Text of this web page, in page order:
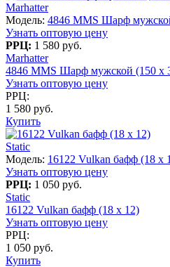
Marhatter
Модель: 4846 MMS Шарф
Узнать оптовую цену
РРЦ: 1 580 руб.
Marhatter
4846 MMS Шарф мужской (150 x
Узнать оптовую цену
РРЦ:
1 580 руб.
Купить
Static
Модель: 16122 Vulkan бафф (18 x
Узнать оптовую цену
РРЦ: 1 050 руб.
Static
16122 Vulkan бафф (18 x 12)
Узнать оптовую цену
РРЦ:
1 050 руб.
Купить